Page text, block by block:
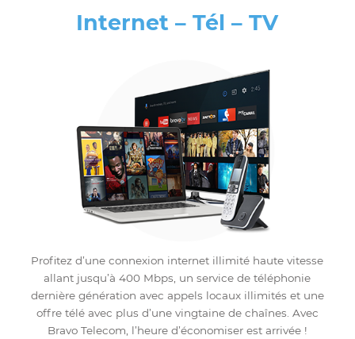
Bravo TV vous propose une offre télé alléchante
composée d’une trentaine de chaînes rien que pour
vous. Grâce à notre connexion illimité haute vitesse
la chance de profiter de vos chaînes préférées en
définition.
Ajouter la télé